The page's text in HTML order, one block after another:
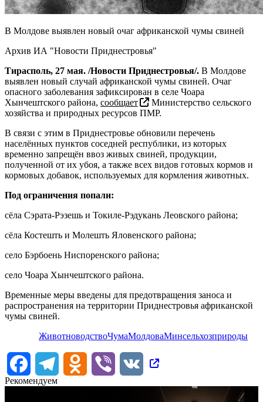
В Молдове выявлен новый очаг африканской чумы свиней
Архив ИА "Новости Приднестровья"
Тирасполь, 27 мая. /Новости Приднестровья/. В Молдове
выявлен новый случай африканской чумы свиней. Очаг
опасного заболевания зафиксирован в селе Чоара
Хынчештского района, сообщает
Министерство сельского
хозяйства и природных ресурсов ПМР.
В связи с этим в Приднестровье обновили перечень
населённых пунктов соседней республики, из которых
временно запрещён ввоз живых свиней, продукции,
полученной от их убоя, а также всех видов готовых кормов и
кормовых добавок, используемых для кормления животных.
Под ограничения попали:
сёла Сэрата-Рэзешь и Токиле-Рэдукань Леовского района;
сёла Костешть и Молешть Яловенского района;
село Бэрбоень Ниспоренского района;
село Чоара Хынчештского района.
Временные меры введены для предотвращения заноса и
распространения на территории Приднестровья африканской
чумы свиней.
ЖивотноводствоЧумаМолдоваМинсельхозприроды
FacebookTelegram Odnoklassniki
Viber
VK
Рекомендуем